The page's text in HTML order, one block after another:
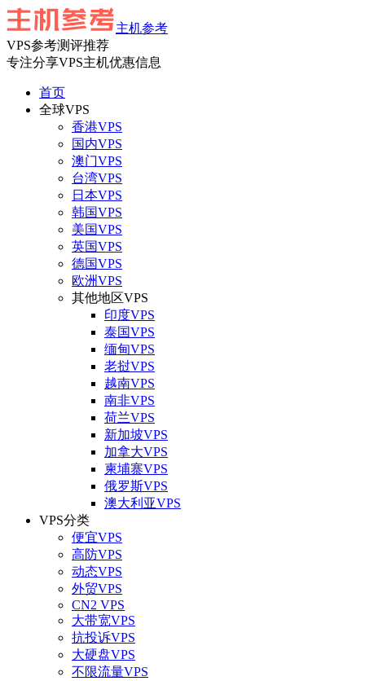
主机参考
VPS参考测评推荐
专注分享VPS主机优惠信息
首页
全球VPS
香港VPS
国内VPS
澳门VPS
台湾VPS
日本VPS
韩国VPS
美国VPS
英国VPS
德国VPS
欧洲VPS
其他地区VPS
印度VPS
泰国VPS
缅甸VPS
老挝VPS
越南VPS
南非VPS
荷兰VPS
新加坡VPS
加拿大VPS
柬埔寨VPS
俄罗斯VPS
澳大利亚VPS
VPS分类
便宜VPS
高防VPS
动态VPS
外贸VPS
CN2 VPS
大带宽VPS
抗投诉VPS
大硬盘VPS
不限流量VPS